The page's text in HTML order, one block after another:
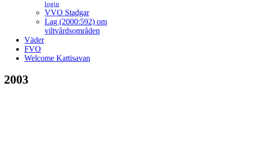
login
VVO Stadgar
Lag (2000:592) om
viltvårdsområden
Väder
FVO
Welcome Kattisavan
2003